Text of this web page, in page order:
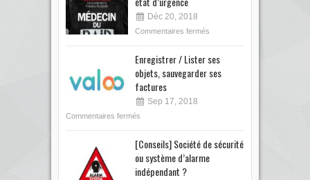
Déc 20, 2018
Commentaires fermés
Enregistrer / Lister ses
objets, sauvegarder ses
factures
Sep 17, 2018
Commentaires fermés
[Conseils] Société de sécurité
ou système d’alarme
indépendant ?